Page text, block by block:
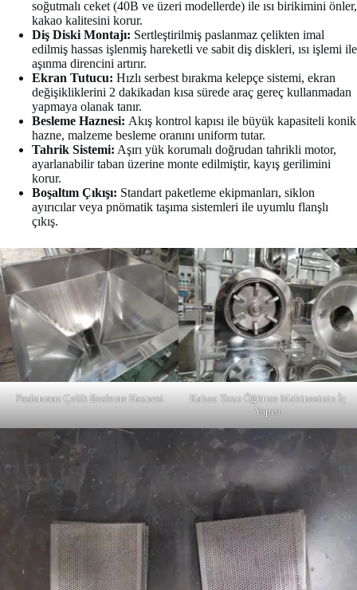
soğutmalı ceket (40B ve üzeri modellerde) ile ısı birikimini önler,
kakao kalitesini korur.
Diş Diski Montajı: Sertleştirilmiş paslanmaz çelikten imal
edilmiş hassas işlenmiş hareketli ve sabit diş diskleri, ısı işlemi ile
aşınma direncini artırır.
Ekran Tutucu: Hızlı serbest bırakma kelepçe sistemi, ekran
değişikliklerini 2 dakikadan kısa sürede araç gereç kullanmadan
yapmaya olanak tanır.
Besleme Haznesi: Akış kontrol kapısı ile büyük kapasiteli konik
hazne, malzeme besleme oranını uniform tutar.
Tahrik Sistemi: Aşırı yük korumalı doğrudan tahrikli motor,
ayarlanabilir taban üzerine monte edilmiştir, kayış gerilimini
korur.
Boşaltım Çıkışı: Standart paketleme ekipmanları, siklon
ayırıcılar veya pnömatik taşıma sistemleri ile uyumlu flanşlı
çıkış.
Paslanmaz Çelik Besleme Haznesi
Kakao Tozu Öğütme Makinesinin İç
Yapısı